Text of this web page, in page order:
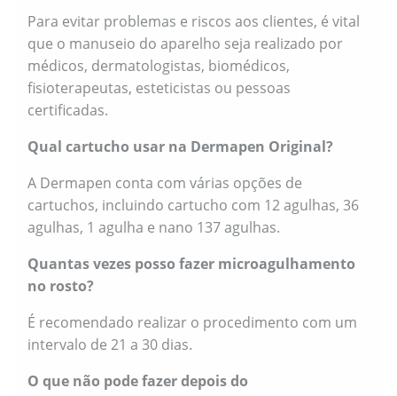
Para evitar problemas e riscos aos clientes, é vital
que o manuseio do aparelho seja realizado por
médicos, dermatologistas, biomédicos,
fisioterapeutas, esteticistas ou pessoas
certificadas.
Qual cartucho usar na Dermapen Original?
A Dermapen conta com várias opções de
cartuchos, incluindo cartucho com 12 agulhas, 36
agulhas, 1 agulha e nano 137 agulhas.
Quantas vezes posso fazer microagulhamento
no rosto?
É recomendado realizar o procedimento com um
intervalo de 21 a 30 dias.
O que não pode fazer depois do